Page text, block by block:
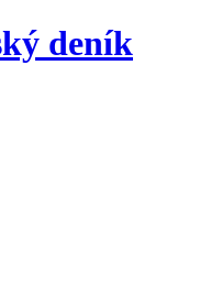
deník